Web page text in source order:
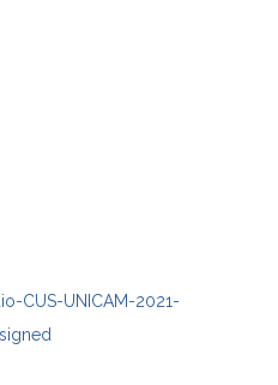
CUS-UNICAM-2021-